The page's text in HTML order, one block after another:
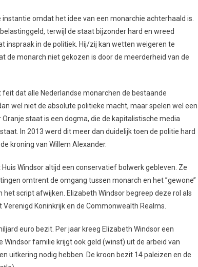
omdat het idee van een monarchie achterhaald is.
terwijl de staat bijzonder hard en wreed
inspraak in de politiek. Hij/zij kan wetten weigeren te
de monarch niet gekozen is door de meerderheid van de
dat alle Nederlandse monarchen de bestaande
wel niet de absolute politieke macht, maar spelen wel een
staat is een dogma, die de kapitalistische media
In 2013 werd dit meer dan duidelijk toen de politie hard
kroning van Willem Alexander.
Windsor altijd een conservatief bolwerk gebleven. Ze
omtrent de omgang tussen monarch en het ’’gewone’’
script afwijken. Elizabeth Windsor begreep deze rol als
Koninkrijk en de Commonwealth Realms.
euro bezit. Per jaar kreeg Elizabeth Windsor een
familie krijgt ook geld (winst) uit de arbeid van
uitkering nodig hebben. De kroon bezit 14 paleizen en de